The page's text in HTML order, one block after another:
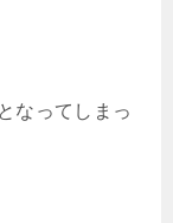
なってしまっ